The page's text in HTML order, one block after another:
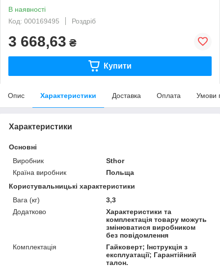
В наявності
Код: 000169495
Роздріб
3 668,63 ₴
Купити
Опис Характеристики Доставка Оплата Умови
Характеристики
Основні
Виробник
Sthor
Країна виробник
Польща
Користувальницькі характеристики
Вага (кг)
3,3
Додатково
Характеристики та
комплектація товару можуть
змінюватися виробником
без повідомлення
Комплектація
Гайковерт; Інструкція з
експлуатації; Гарантійний
талон.